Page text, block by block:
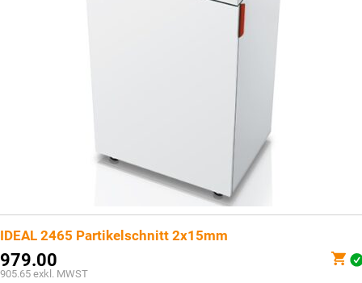
IDEAL 2465 Partikelschnitt 2x15mm
979.00
905.65 exkl. MWST